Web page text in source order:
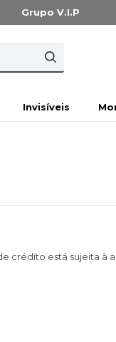
Grupo V.I.P
Invisíveis
crédito está sujeita à